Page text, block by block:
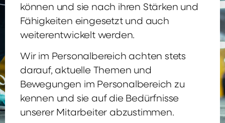
können und sie nach ihren Stärken und
Fähigkeiten eingesetzt und auch
weiterentwickelt werden.
Wir im Personalbereich achten stets
darauf, aktuelle Themen und
Bewegungen im Personalbereich zu
kennen und sie auf die Bedürfnisse
unserer Mitarbeiter abzustimmen.